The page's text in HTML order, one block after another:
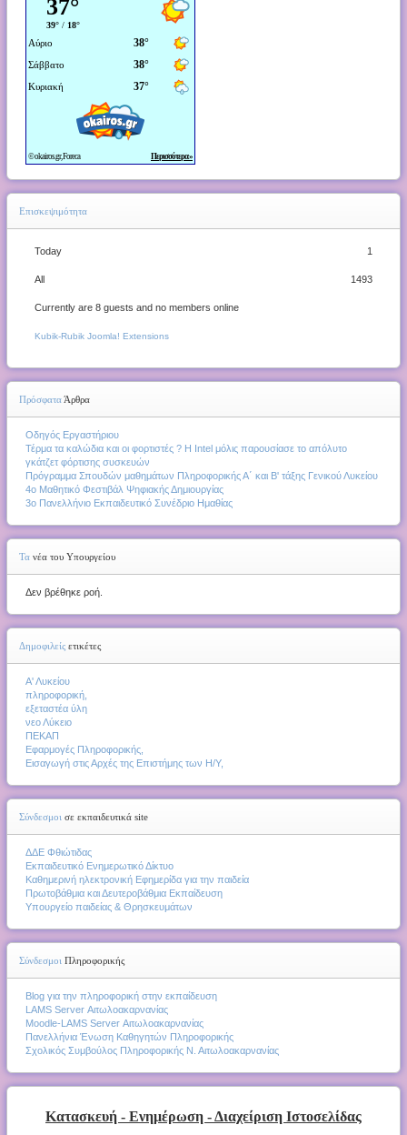
Επισκεψιμότητα
Today 1
All 1493
Currently are 8 guests and no members online
Kubik-Rubik Joomla! Extensions
ΠρόσφαταΆρθρα
Οδηγός Εργαστήριου
Τέρμα τα καλώδια και οι φορτιστές ? Η Intel μόλις παρουσίασε το απόλυτο
γκάτζετ φόρτισης συσκευών
Πρόγραμμα Σπουδών μαθημάτων Πληροφορικής Α΄ και Β' τάξης Γενικού Λυκείου
4o Μαθητικό Φεστιβάλ Ψηφιακής Δημιουργίας
3ο Πανελλήνιο Εκπαιδευτικό Συνέδριο Ημαθίας
Τα νέα του Υπουργείου
Δεν βρέθηκε ροή.
Δημοφιλείς ετικέτες
Α' Λυκείου
πληροφορική,
εξεταστέα ύλη
νεο Λύκειο
ΠΕΚΑΠ
Εφαρμογές Πληροφορικής,
Εισαγωγή στις Αρχές της Επιστήμης των Η/Υ,
Σύνδεσμοι σε εκπαιδευτικά site
ΔΔΕ Φθιώτιδας
Εκπαιδευτικό Ενημερωτικό Δίκτυο
Καθημερινή ηλεκτρονική Εφημερίδα για την παιδεία
Πρωτοβάθμια και Δευτεροβάθμια Εκπαίδευση
Υπουργείο παιδείας & Θρησκευμάτων
Σύνδεσμοι Πληροφορικής
Blog για την πληροφορική στην εκπαίδευση
LAMS Server Αιτωλοακαρνανίας
Moodle-LAMS Server Αιτωλοακαρνανίας
Πανελλήνια Ένωση Καθηγητών Πληροφορικής
Σχολικός Συμβούλος Πληροφορικής Ν. Αιτωλοακαρνανίας
Κατασκευή - Ενημέρωση - Διαχείριση Ιστοσελίδας